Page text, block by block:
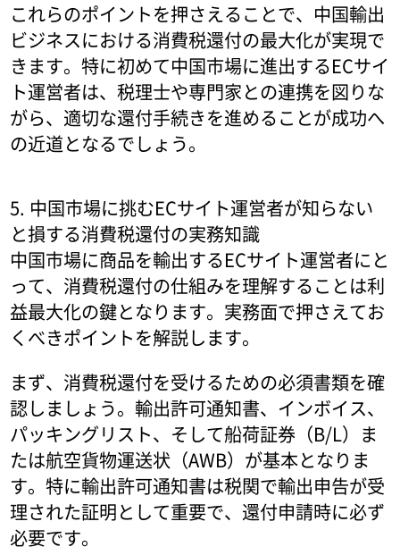
これらのポイントを押さえることで、中国輸出
ビジネスにおける消費税還付の最大化が実現で
きます。特に初めて中国市場に進出するECサイ
ト運営者は、税理士や専門家との連携を図りな
がら、適切な還付手続きを進めることが成功へ
の近道となるでしょう。
5. 中国市場に挑むECサイト運営者が知らない
と損する消費税還付の実務知識
中国市場に商品を輸出するECサイト運営者にと
って、消費税還付の仕組みを理解することは利
益最大化の鍵となります。実務面で押さえてお
くべきポイントを解説します。
まず、消費税還付を受けるための必須書類を確
認しましょう。輸出許可通知書、インボイス、
パッキングリスト、そして船荷証券（B/L）ま
たは航空貨物運送状（AWB）が基本となりま
す。特に輸出許可通知書は税関で輸出申告が受
理された証明として重要で、還付申請時に必ず
必要です。